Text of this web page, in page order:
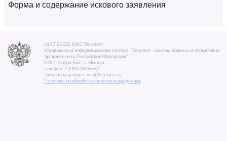
Форма и содержание искового заявления
(c) 2015-2026 ЮИС Легалакт
Юридическая информационная система "Легалакт - законы, кодексы и нормативно-
правовые акты Российской Федерации"
ООО "Инфра-Бит", г. Москва.
телефон +7 (910) 050-65-67
электронная почта: info@legalacts.ru
Политика по обработке персональных данных